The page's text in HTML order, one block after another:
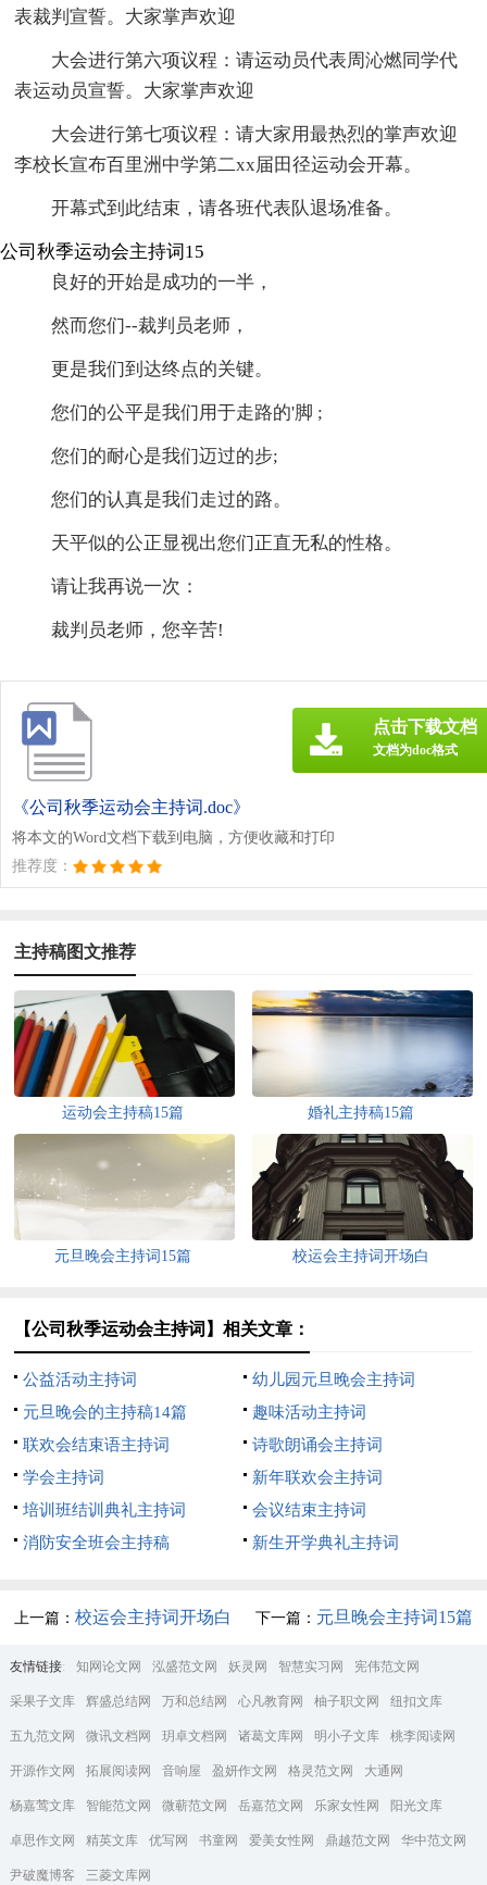
表裁判宣誓。大家掌声欢迎
大会进行第六项议程：请运动员代表周沁燃同学代
表运动员宣誓。大家掌声欢迎
大会进行第七项议程：请大家用最热烈的掌声欢迎
李校长宣布百里洲中学第二xx届田径运动会开幕。
开幕式到此结束，请各班代表队退场准备。
公司秋季运动会主持词15
良好的开始是成功的一半，
然而您们--裁判员老师，
更是我们到达终点的关键。
您们的公平是我们用于走路的'脚 ;
您们的耐心是我们迈过的步;
您们的认真是我们走过的路。
天平似的公正显视出您们正直无私的性格。
请让我再说一次：
裁判员老师，您辛苦!
《公司秋季运动会主持词.doc》
将本文的Word文档下载到电脑，方便收藏和打印
推荐度：
点击下载文档
文档为doc格式
主持稿图文推荐
运动会主持稿15篇 婚礼主持稿15篇
元旦晚会主持词15篇 校运会主持词开场白
【公司秋季运动会主持词】相关文章：
公益活动主持词
幼儿园元旦晚会主持词
元旦晚会的主持稿14篇
趣味活动主持词
联欢会结束语主持词
诗歌朗诵会主持词
学会主持词
新年联欢会主持词
培训班结训典礼主持词
会议结束主持词
消防安全班会主持稿
新生开学典礼主持词
上一篇：校运会主持词开场白 下一篇： 元旦晚会主持词15篇
友情链接: 知网论文网 泓盛范文网 妖灵网 智慧实习网 宪伟范文网
采果子文库 辉盛总结网 万和总结网 心凡教育网 柚子职文网 纽扣文库
五九范文网 微讯文档网 玥卓文档网 诸葛文库网 明小子文库 桃李阅读网
开源作文网 拓展阅读网 音响屋 盈妍作文网 格灵范文网 大通网
杨嘉莺文库 智能范文网 微蕲范文网 岳嘉范文网 乐家女性网 阳光文库
卓思作文网 精英文库 优写网 书童网 爱美女性网 鼎越范文网 华中范文网
尹破魔博客 三菱文库网